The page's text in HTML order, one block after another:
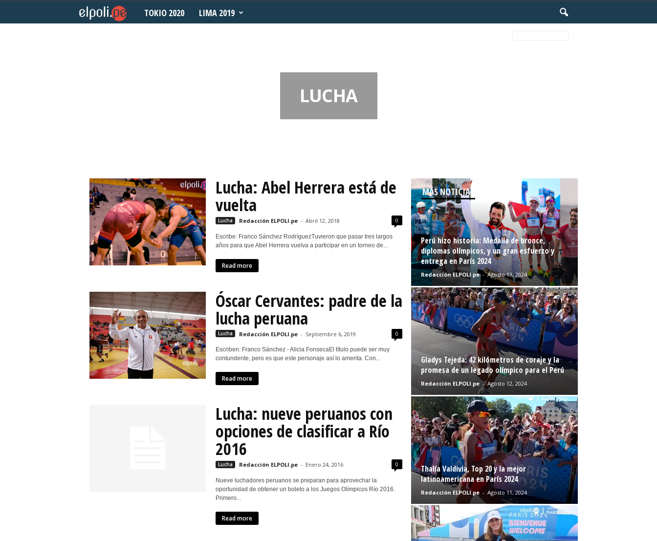
p
o
r
t
v
o
TOKIO 2020 LIMA 2019
LUCHA
Lucha: Abel Herrera está de
vuelta
Lucha Redacción ELPOLI.pe - Abril 12, 2018 0
Escribe: Franco Sánchez RodríguezTuvieron que pasar tres largos
años para que Abel Herrera vuelva a participar en un torneo de...
Read more
Óscar Cervantes: padre de la
lucha peruana
Lucha Redacción ELPOLI.pe - Septiembre 6, 2019 0
Escriben: Franco Sánchez - Alicia FonsecaEl título puede ser muy
contundente, pero es que este personaje así lo amerita. Con...
Read more
Lucha: nueve peruanos con
opciones de clasificar a Río
2016
Lucha Redacción ELPOLI.pe - Enero 24, 2016 0
Nueve luchadores peruanos se preparan para aprovechar la
oportunidad de obtener un boleto a los Juegos Olímpicos Río 2016.
Primero...
Read more
MÁS NOTICIAS
Perú hizo historia: Medalla de bronce,
diplomas olímpicos, y un gran esfuerzo y
entrega en París 2024
Redacción ELPOLI.pe - Agosto 13, 2024
Gladys Tejeda: 42 kilómetros de coraje y la
promesa de un legado olímpico para el Perú
Redacción ELPOLI.pe - Agosto 12, 2024
Thalía Valdivia, Top 20 y la mejor
latinoamericana en París 2024
Redacción ELPOLI.pe - Agosto 11, 2024